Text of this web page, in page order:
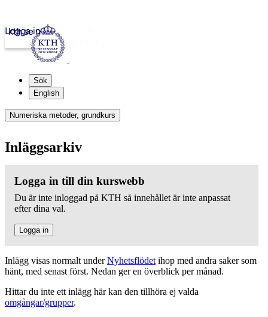
kth.se
Logga in
Sök
English
Numeriska metoder, grundkurs
Inläggsarkiv
Logga in till din kurswebb
Du är inte inloggad på KTH så innehållet är inte anpassat
efter dina val.
Logga in
Inlägg visas normalt underNyhetsflödet ihop med andra saker som
hänt, med senast först. Nedan ger en överblick per månad.
Hittar du inte ett inlägg här kan den tillhöra ej valda
omgångar/grupper.